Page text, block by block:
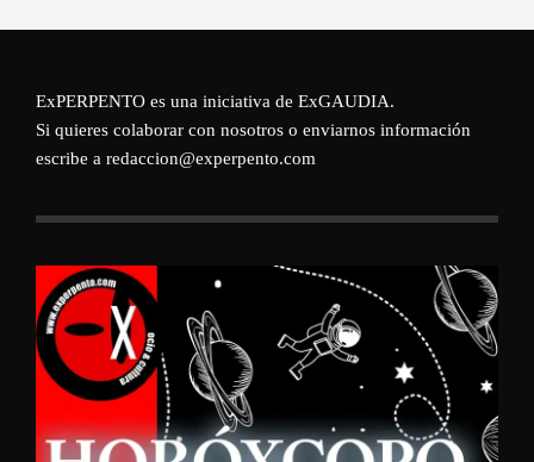
ExPERPENTO es una iniciativa de ExGAUDIA.
Si quieres colaborar con nosotros o enviarnos información
escribe a redaccion@experpento.com